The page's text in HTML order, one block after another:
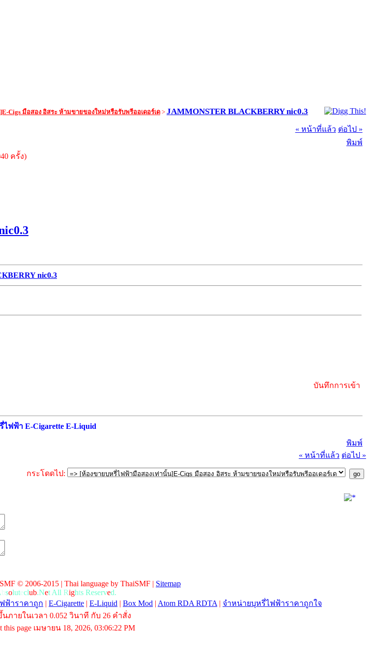
Cigs มือสอง อิสระ ห้ามขายของใหม่หรือรับพรีออเดอร์เด> JAMMONSTER BLACKBERRY nic0.3
« หน้าที่แล้ว ต่อไป »
พิมพ์
ครั้ง)
nic0.3
บันทึกการเข้า
ฟฟ้า E-Cigarette E-Liquid
พิมพ์
« หน้าที่แล้ว ต่อไป »
กระโดดไป:
© 2006-2015 | Thai language by ThaiSMF | Sitemap
bsoluteclub.Net All Rights Reserved.
ฟ้าราคาถูก | E-Cigarette | E-Liquid | Box Mod | Atom RDA RDTA | จำหน่ายบุหรี่ไฟฟ้าราคาถูกใจ
ภายในเวลา 0.052 วินาที กับ 26 คำสั่ง
this page เมษายน 18, 2026, 03:06:22 PM